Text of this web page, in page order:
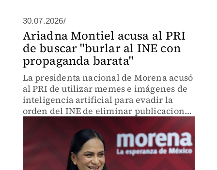
30.07.2026/
Ariadna Montiel acusa al PRI
de buscar "burlar al INE con
propaganda barata"
La presidenta nacional de Morena acusó
al PRI de utilizar memes e imágenes de
inteligencia artificial para evadir la
orden del INE de eliminar publicaciones
que vinculan a su partido con el
narcotráfico.